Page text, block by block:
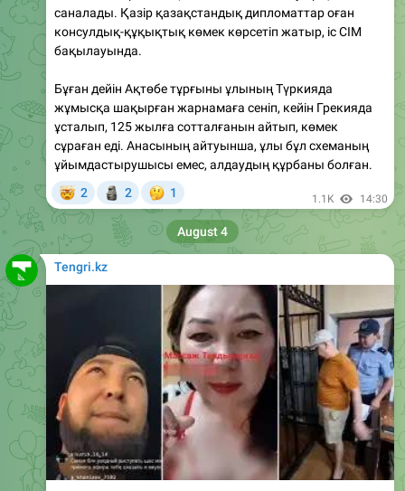
бақылауында.
Бұған дейін Ақтөбе тұрғыны ұлының Түркияда
ұсталып, 125 жылға сотталғанын айтып, көмек
сұраған еді. Анасының айтуынша, ұлы бұл схеманың
ұйымдастырушысы емес, алдаудың құрбаны болған.
2 2
🤔
1 1.1K
Tengri.kz
Қазақстанда интернетті треш-стримерлерден
“тазарту“ жалғасып жатыр
August 4